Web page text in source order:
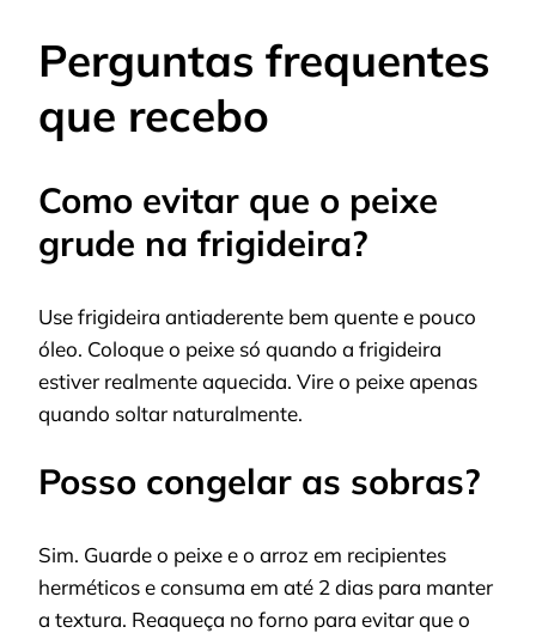
Perguntas frequentes
que recebo
Como evitar que o peixe
grude na frigideira?
Use frigideira antiaderente bem quente e pouco
óleo. Coloque o peixe só quando a frigideira
estiver realmente aquecida. Vire o peixe apenas
quando soltar naturalmente.
Posso congelar as sobras?
Sim. Guarde o peixe e o arroz em recipientes
herméticos e consuma em até 2 dias para manter
a textura. Reaqueça no forno para evitar que o